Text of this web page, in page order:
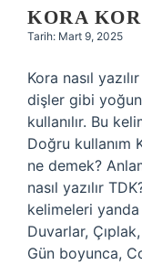
KORA
Tarih: Mart 9, 2025
Kora nasıl
dişler gibi yoğun
kullanılır. Bu
Doğru kullanım
ne demek?
nasıl yazılır
kelimeleri yanda
Duvarlar,
Gün boyunca,